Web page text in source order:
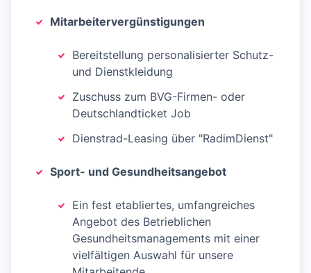
Mitarbeitervergünstigungen
Bereitstellung personalisierter Schutz-
und Dienstkleidung
Zuschuss zum BVG-Firmen- oder
Deutschlandticket Job
Dienstrad-Leasing über "RadimDienst"
Sport- und Gesundheitsangebot
Ein fest etabliertes, umfangreiches
Angebot des Betrieblichen
Gesundheitsmanagements mit einer
vielfältigen Auswahl für unsere